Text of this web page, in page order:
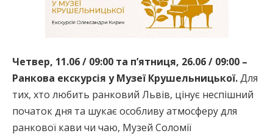
Четвер, 11.06 / 09:00 та п’ятниця, 26.06 / 09:00 –
Ранкова екскурсія у Музеї Крушельницької.Для
тих, хто любить ранковий Львів, цінує неспішний
початок дня та шукає особливу атмосферу для
ранкової кави чи чаю, Музей Соломії